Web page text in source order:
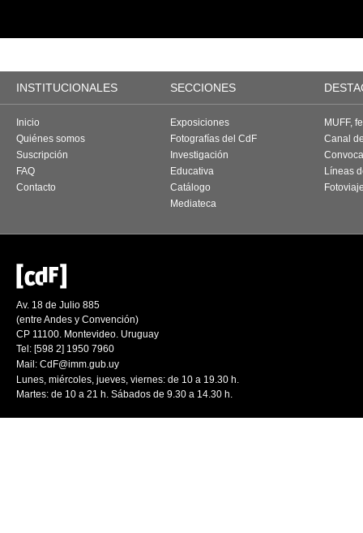
INSTITUCIONALES SECCIONES
Inicio
Quiénes somos
Suscripción
FAQ
Contacto
Exposiciones
Fotografías del CdF
Investigación
Educativa
Catálogo
Mediateca
MUFF,
Canal
Líneas
Av. 18 de Julio 885
(entre Andes y Convención)
CP 11100. Montevideo. Uruguay
Tel: [598 2] 1950 7960
Mail: CdF@imm.gub.uy
Lunes, miércoles, jueves, viernes: de 10 a 19.30 h.
Martes: de 10 a 21 h. Sábados de 9.30 a 14.30 h.